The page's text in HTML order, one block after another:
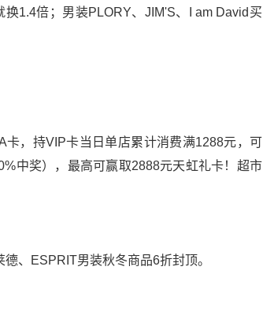
1.4倍；男装PLORY、JIM'S、I am David买
，持VIP卡当日单店累计消费满1288元，可
中奖），最高可赢取2888元天虹礼卡！超市
、ESPRIT男装秋冬商品6折封顶。